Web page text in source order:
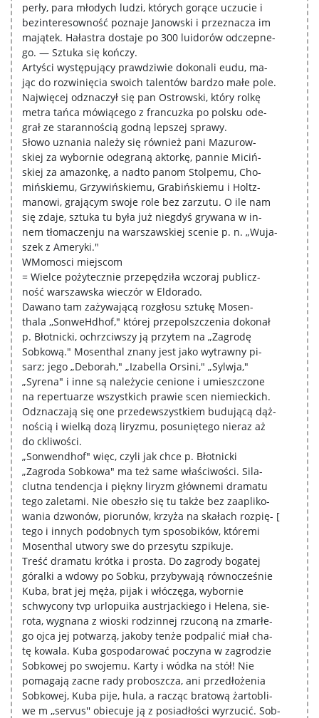
perły, para młodych ludzi, których gorące uczucie i
bezinteresowność poznaje Janowski i przeznacza im
majątek. Hałastra dostaje po 300 luidorów odczepne-
go. — Sztuka się kończy.
Artyści występujący prawdziwie dokonali eudu, ma-
jąc do rozwinięcia swoich talentów bardzo małe pole.
Najwięcej odznaczył się pan Ostrowski, który rolkę
metra tańca mówiącego z francuzka po polsku ode-
grał ze starannością godną lepszej sprawy.
Słowo uznania należy się również pani Mazurow-
skiej za wybornie odegraną aktorkę, pannie Miciń-
skiej za amazonkę, a nadto panom Stolpemu, Cho-
mińskiemu, Grzywińskiemu, Grabińskiemu i Holtz-
manowi, grającym swoje role bez zarzutu. O ile nam
się zdaje, sztuka tu była już niegdyś grywana w in-
nem tłomaczenju na warszawskiej scenie p. n. „Wuja-
szek z Ameryki."
WMomosci miejscom
= Wielce pożytecznie przepędziła wczoraj publicz-
ność warszawska wieczór w Eldorado.
Dawano tam zażywającą rozgłosu sztukę Mosen-
thala ,,SonweHdhof," której przepolszczenia dokonał
p. Błotnicki, ochrzciwszy ją przytem na „Zagrodę
Sobkową." Mosenthal znany jest jako wytrawny pi-
sarz; jego „Deborah," „Izabella Orsini," „Sylwja,"
„Syrena" i inne są należycie cenione i umieszczone
na repertuarze wszystkich prawie scen niemieckich.
Odznaczają się one przedewszystkiem budującą dąż-
nością i wielką dozą liryzmu, posuniętego nieraz aż
do ckliwości.
„Sonwendhof" więc, czyli jak chce p. Błotnicki
„Zagroda Sobkowa" ma też same właściwości. Sila-
clutna tendencja i piękny liryzm głównemi dramatu
tego zaletami. Nie obeszło się tu także bez zaapliko-
wania dzwonów, piorunów, krzyża na skałach rozpię- [
tego i innych podobnych tym sposobików, któremi
Mosenthal utwory swe do przesytu szpikuje.
Treść dramatu krótka i prosta. Do zagrody bogatej
góralki a wdowy po Sobku, przybywają równocześnie
Kuba, brat jej męża, pijak i włóczęga, wybornie
schwycony tvp urlopuika austrjackiego i Helena, sie-
rota, wygnana z wioski rodzinnej rzuconą na zmarłe-
go ojca jej potwarzą, jakoby tenże podpalić miał cha-
tę kowala. Kuba gospodarować poczyna w zagrodzie
Sobkowej po swojemu. Karty i wódka na stół! Nie
pomagają zacne rady proboszcza, ani przedłożenia
Sobkowej, Kuba pije, hula, a racząc bratową żartobli-
we m ,,servus'' obiecuje ją z posiadłości wyrzucić. Sob-